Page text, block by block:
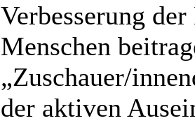
Verbesserung
Menschen
„Zuschauer/
der aktiven